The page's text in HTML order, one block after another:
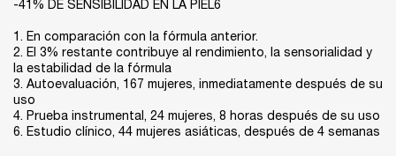
-41% DE SENSIBILIDAD EN LA PIEL6​
1. En comparación con la fórmula anterior.​
2. El 3% restante contribuye al rendimiento, la sensorialidad y
la estabilidad de la fórmula​
3. Autoevaluación, 167 mujeres, inmediatamente después de su
uso​
4. Prueba instrumental, 24 mujeres, 8 horas después de su uso​
6. Estudio clínico, 44 mujeres asiáticas, después de 4 semanas​